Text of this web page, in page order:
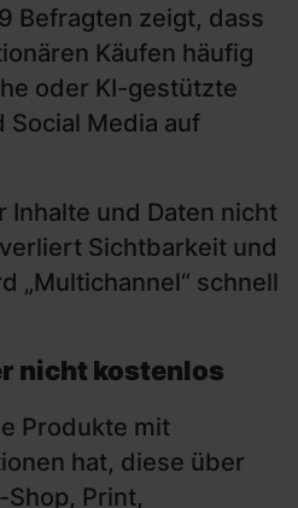
Befragten zeigt, dass
Käufen häufig
oder KI-gestützte
Social Media auf
Inhalte und Daten nicht
Sichtbarkeit und
„Multichannel“ schnell
nicht kostenlos
Produkte mit
hat, diese über
Shop, Print,